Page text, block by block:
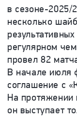
в сезоне-2025/
несколько
регулярном
провел 82
В начале июля
соглашение с
На
он выступает